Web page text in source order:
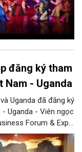
đăng ký tham
Nam - Uganda
Uganda đã đăng ký
Uganda - Viên ngọc
Forum & Expo
lớn của sự kiện
thời mở ra kỳ